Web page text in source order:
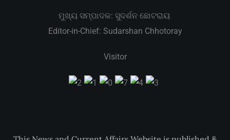
ମୁଖ୍ୟ ସମ୍ପାଦକ: ସୁଦର୍ଶନ ଛୋଟରାୟ
Editor-in-Chief: Sudarshan Chhotoray
Visitor